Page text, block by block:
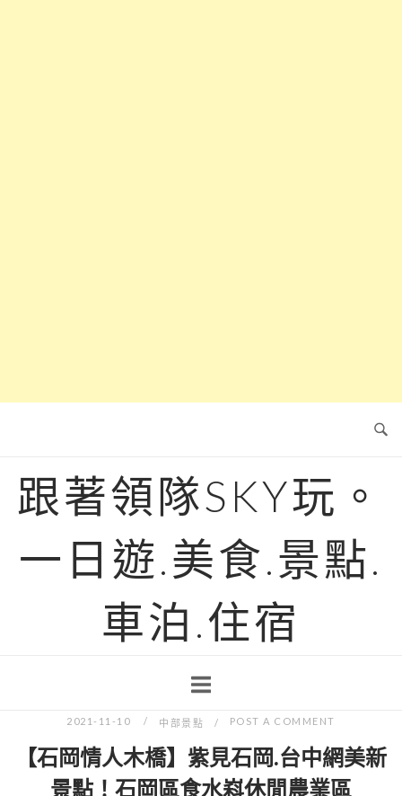
跟著領隊SKY玩。
一日遊.美食.景點.
車泊.住宿
2021-11-10 中部景點 POST A COMMENT
【石岡情人木橋】紫見石岡.台中網美新
景點！石岡區食水嵙休閒農業區